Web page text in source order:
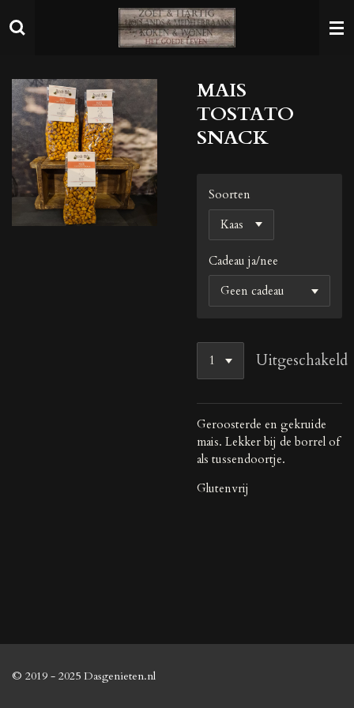
direct
hoofdinhoud
MAIS
TOSTATO
SNACK
Soorten
Cadeau ja/nee
Uitgeschakeld
Geroosterde en gekruide
mais. Lekker bij de borrel of
als tussendoortje.
Glutenvrij
© 2019 - 2025 Dasgenieten.nl